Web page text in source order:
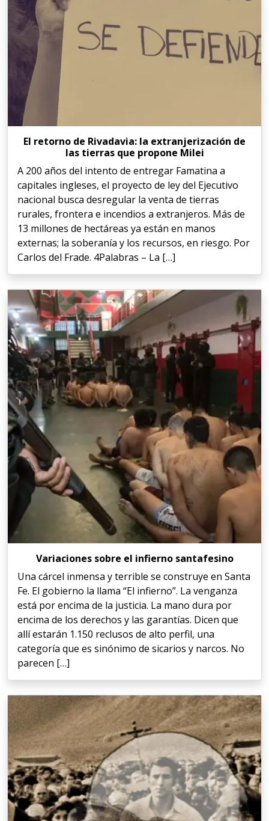
El retorno de Rivadavia: la extranjerización de
las tierras que propone Milei
A 200 años del intento de entregar Famatina a
capitales ingleses, el proyecto de ley del Ejecutivo
nacional busca desregular la venta de tierras
rurales, frontera e incendios a extranjeros. Más de
13 millones de hectáreas ya están en manos
externas; la soberanía y los recursos, en riesgo. Por
Carlos del Frade. 4Palabras – La […]
Variaciones sobre el infierno santafesino
Una cárcel inmensa y terrible se construye en Santa
Fe. El gobierno la llama “El infierno”. La venganza
está por encima de la justicia. La mano dura por
encima de los derechos y las garantías. Dicen que
allí estarán 1.150 reclusos de alto perfil, una
categoría que es sinónimo de sicarios y narcos. No
parecen […]